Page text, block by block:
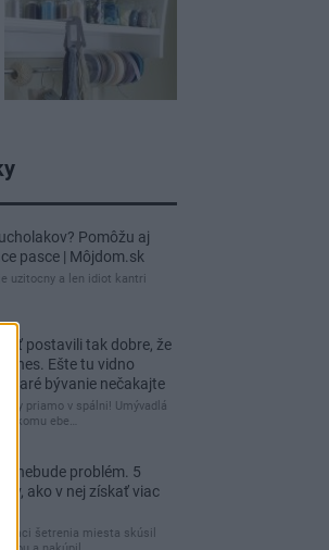
Pomôžu aj
pasce | Môjdom.sk
uzitocny a len idiot kantri
postavili tak dobre, že
dnes. Ešte tu vidno
staré bývanie nečakajte
priamo v spálni! Umývadlá
ebe…
nebude problém. 5
ako v nej získať viac
šetrenia miesta skúsil